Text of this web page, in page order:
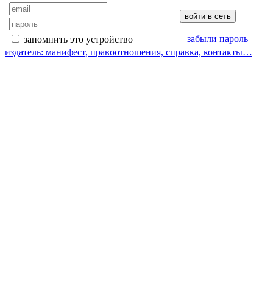
запомнить это устройство
забыли пароль
издатель: манифест, правоотношения, справка, контакты…